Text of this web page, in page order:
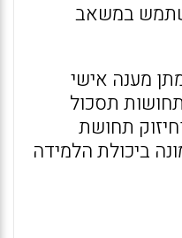
במשאב
מענה אישי
תסכול
תחושת
ביכולת הלמידה